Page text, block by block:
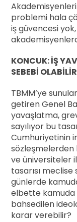
problemi hala
iş güvencesi
KONCUK: İŞ
SEBEBİ
TBMM’ye
getiren Genel
yavaşlatma,
sayılıyor bu
Cumhuriyetinin
sözleşmelerden
ve üniversiteler
tasarısı
günlerde
elbette kamuda
bahsedilen
karar verebilir?